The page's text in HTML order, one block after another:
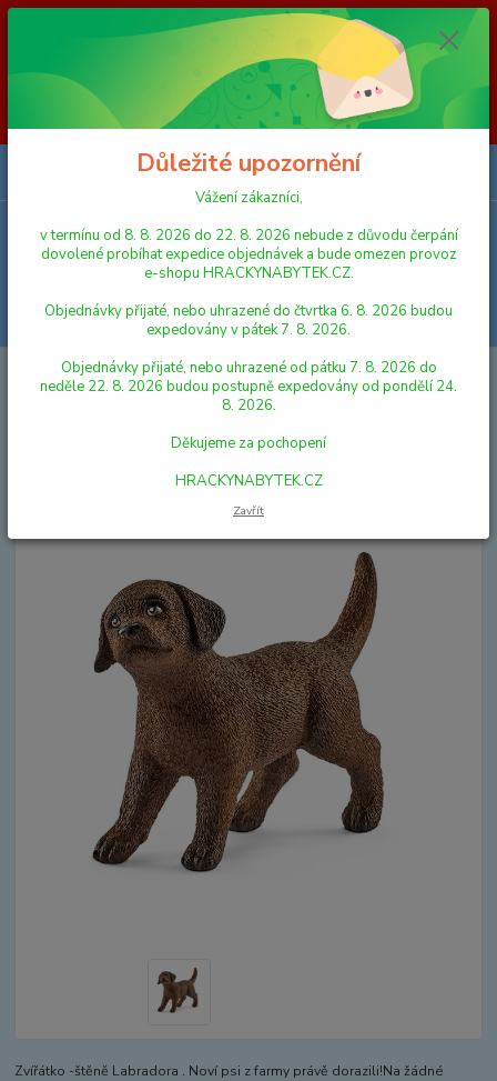
Vážení zákazníci, v termínu od 8. 8. 2026 do 23. 8. 2026 nebude z
důvodu čerpání dovolené probíhat expedice objednávek a bude omezen
provoz e-shopu HRACKYNABYTEK.CZ. Objednávky přijaté, nebo
uhrazené do čtvrtka 6. 8. 2026 budou expedovány v pátek 7. 8. 2026.
Objednávky přijaté, nebo uhrazené od pátku 7. 8. 2026 do neděle 23. 8.
2026 budou postupně expedovány od pondělí 24. 8. 2026. Děkujeme za
pochopení HRACKYNABYTEK.CZ
Menu
Hledat
FIGURKY A ZVÍŘÁTKA Schleich 13835 Zvířátko - štěně retrievera
Schleich 13835 Zvířátko - štěně
Zvířátko -štěně Labradora . Noví psi z farmy právě dorazili!Na žádné
Důležité upozornění
Vážení zákazníci,
v termínu od 8. 8. 2026 do 22. 8. 2026 nebude z důvodu čerpání
dovolené probíhat expedice objednávek a bude omezen provoz
e-shopu HRACKYNABYTEK.CZ.
Objednávky přijaté, nebo uhrazené do čtvrtka 6. 8. 2026 budou
expedovány v pátek 7. 8. 2026.
Objednávky přijaté, nebo uhrazené od pátku 7. 8. 2026 do
neděle 22. 8. 2026 budou postupně expedovány od pondělí 24.
8. 2026.
Děkujeme za pochopení
HRACKYNABYTEK.CZ
Zavřít